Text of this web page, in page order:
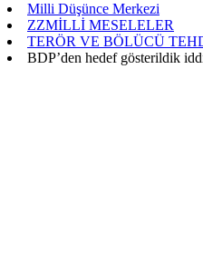
Milli Düşünce Merkezi
ZZMİLLİ MESELELER
TERÖR VE BÖLÜCÜ
BDP’den hedef gösterildik